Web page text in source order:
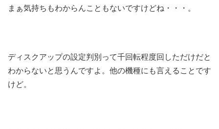
まぁ気持ちもわからんこともないですけどね・・・。
ディスクアップの設定判別って千回転程度回しただけだと
わからないと思うんですよ。他の機種にも言えることです
けど。